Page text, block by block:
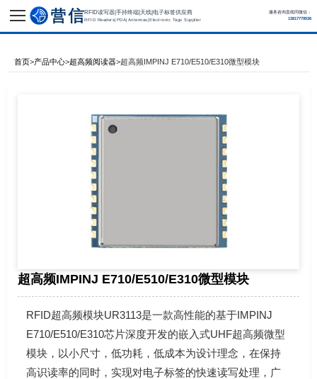
RFID读写器|手持终端|天线|电子标签供应商
RFID Readers|PDA|Antennas|Electronic Tags Supplier
服务咨询直线同微信：
13817779536
首页>产品中心>超高频阅读器>超高频IMPINJ E710/E510/E310微型模块
超高频IMPINJ E710/E510/E310微型模块
RFID超高频模块UR3113是一款高性能的基于IMPINJ
E710/E510/E310芯片深度开发的嵌入式UHF超高频微型
模块，以小尺寸，低功耗，低成本为设计理念，在保持
高识读率的同时，实现对电子标签的快速读写处理，广